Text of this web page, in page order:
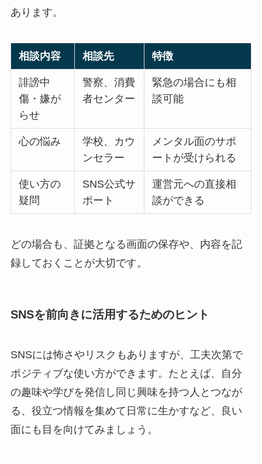
あります。
相談内容 相談先 特徴
誹謗中
傷・嫌が
らせ
警察、消費
者センター
緊急の場合にも相
談可能
心の悩み
学校、カウ
ンセラー
メンタル面のサポ
ートが受けられる
使い方の
疑問
SNS公式サ
ポート
運営元への直接相
談ができる
どの場合も、証拠となる画面の保存や、内容を記
録しておくことが大切です。
SNSを前向きに活用するためのヒント
SNSには怖さやリスクもありますが、工夫次第で
ポジティブな使い方ができます。たとえば、自分
の趣味や学びを発信し同じ興味を持つ人とつなが
る、役立つ情報を集めて日常に生かすなど、良い
面にも目を向けてみましょう。